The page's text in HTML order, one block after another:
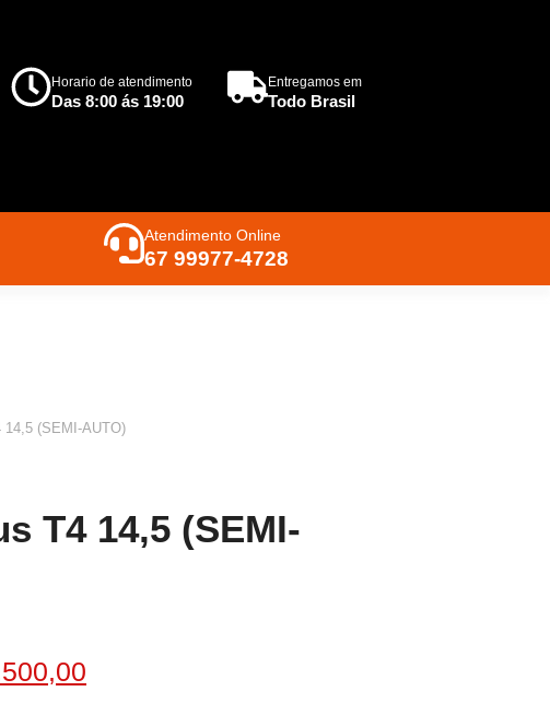
Horario de atendimento
Das 8:00 ás 19:00
Entregamos em
Todo Brasil
Atendimento Online
67 99977-4728
14,5 (SEMI-AUTO)
T4 14,5 (SEMI-